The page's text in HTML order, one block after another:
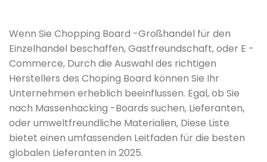
Wenn Sie Chopping Board -Großhandel für den
Einzelhandel beschaffen, Gastfreundschaft, oder E -
Commerce, Durch die Auswahl des richtigen
Herstellers des Choping Board können Sie Ihr
Unternehmen erheblich beeinflussen. Egal, ob Sie
nach Massenhacking -Boards suchen, Lieferanten,
oder umweltfreundliche Materialien, Diese Liste
bietet einen umfassenden Leitfaden für die besten
globalen Lieferanten in 2025.